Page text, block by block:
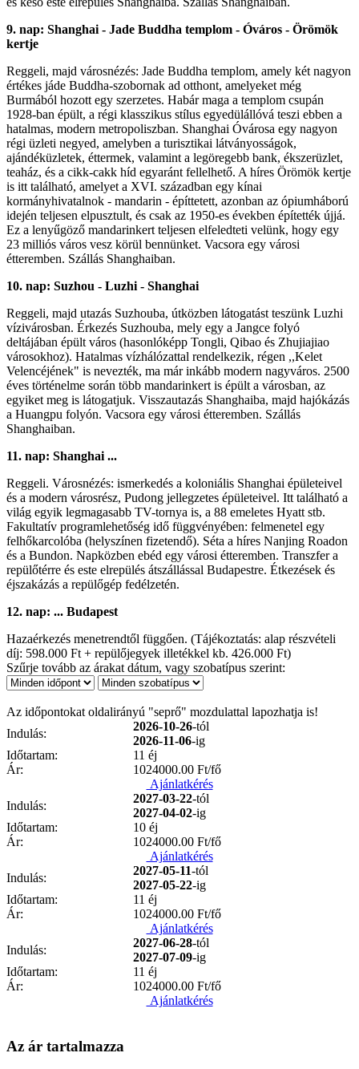
9. nap: Shanghai - Jade Buddha templom - Óváros - Örömök
kertje
Reggeli, majd városnézés: Jade Buddha templom, amely két nagyon
értékes jáde Buddha-szobornak ad otthont, amelyeket még
Burmából hozott egy szerzetes. Habár maga a templom csupán
1928-ban épült, a régi klasszikus stílus egyedülállóvá teszi ebben a
hatalmas, modern metropoliszban. Shanghai Óvárosa egy nagyon
régi üzleti negyed, amelyben a turisztikai látványosságok,
ajándéküzletek, éttermek, valamint a legöregebb bank, ékszerüzlet,
teaház, és a cikk-cakk híd egyaránt fellelhető. A híres Örömök kertje
is itt található, amelyet a XVI. században egy kínai
kormányhivatalnok - mandarin - építtetett, azonban az ópiumháború
idején teljesen elpusztult, és csak az 1950-es években építették újjá.
Ez a lenyűgöző mandarinkert teljesen elfeledteti velünk, hogy egy
23 milliós város vesz körül bennünket. Vacsora egy városi
étteremben. Szállás Shanghaiban.
10. nap: Suzhou - Luzhi - Shanghai
Reggeli, majd utazás Suzhouba, útközben látogatást teszünk Luzhi
vízivárosban. Érkezés Suzhouba, mely egy a Jangce folyó
deltájában épült város (hasonlóképp Tongli, Qibao és Zhujiajiao
városokhoz). Hatalmas vízhálózattal rendelkezik, régen ,,Kelet
Velencéjének" is nevezték, ma már inkább modern nagyváros. 2500
éves történelme során több mandarinkert is épült a városban, az
egyiket meg is látogatjuk. Visszautazás Shanghaiba, majd hajókázás
a Huangpu folyón. Vacsora egy városi étteremben. Szállás
Shanghaiban.
11. nap: Shanghai ...
Reggeli. Városnézés: ismerkedés a koloniális Shanghai épületeivel
és a modern városrész, Pudong jellegzetes épületeivel. Itt található a
világ egyik legmagasabb TV-tornya is, a 88 emeletes Hyatt stb.
Fakultatív programlehetőség idő függvényében: felmenetel egy
felhőkarcolóba (helyszínen fizetendő). Séta a híres Nanjing Roadon
és a Bundon. Napközben ebéd egy városi étteremben. Transzfer a
repülőtérre és este elrepülés átszállással Budapestre. Étkezések és
éjszakázás a repülőgép fedélzetén.
12. nap: ... Budapest
Hazaérkezés menetrendtől függően. (Tájékoztatás: alap részvételi
díj: 598.000 Ft + repülőjegyek illetékkel kb. 426.000 Ft)
Szűrje tovább az árakat dátum, vagy szobatípus szerint:
Az időpontokat oldalirányú "seprő" mozdulattal lapozhatja is!
Indulás:
2026-10-26-tól
2026-11-06-ig
Időtartam:
11 éj
Ár:
1024000.00 Ft/fő
Ajánlatkérés
Indulás:
2027-03-22-tól
2027-04-02-ig
Időtartam:
10 éj
Ár:
1024000.00 Ft/fő
Ajánlatkérés
Indulás:
2027-05-11-tól
2027-05-22-ig
Időtartam:
11 éj
Ár:
1024000.00 Ft/fő
Ajánlatkérés
Indulás:
2027-06-28-tól
2027-07-09-ig
Időtartam:
11 éj
Ár:
1024000.00 Ft/fő
Ajánlatkérés
Az ár tartalmazza